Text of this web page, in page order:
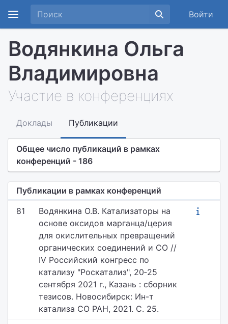
Войти
Водянкина Ольга
Владимировна
Участие в конференциях
Доклады Публикации
Общее число публикаций в рамках
конференций - 186
Публикации в рамках конференций
81
Водянкина О.В. Катализаторы на
основе оксидов марганца/церия
для окислительных превращений
органических соединений и СО //
IV Российский конгресс по
катализу "Роскатализ", 20‐25
сентября 2021 г., Казань : сборник
тезисов. Новосибирск: Ин-т
катализа СО РАН, 2021. С. 25.